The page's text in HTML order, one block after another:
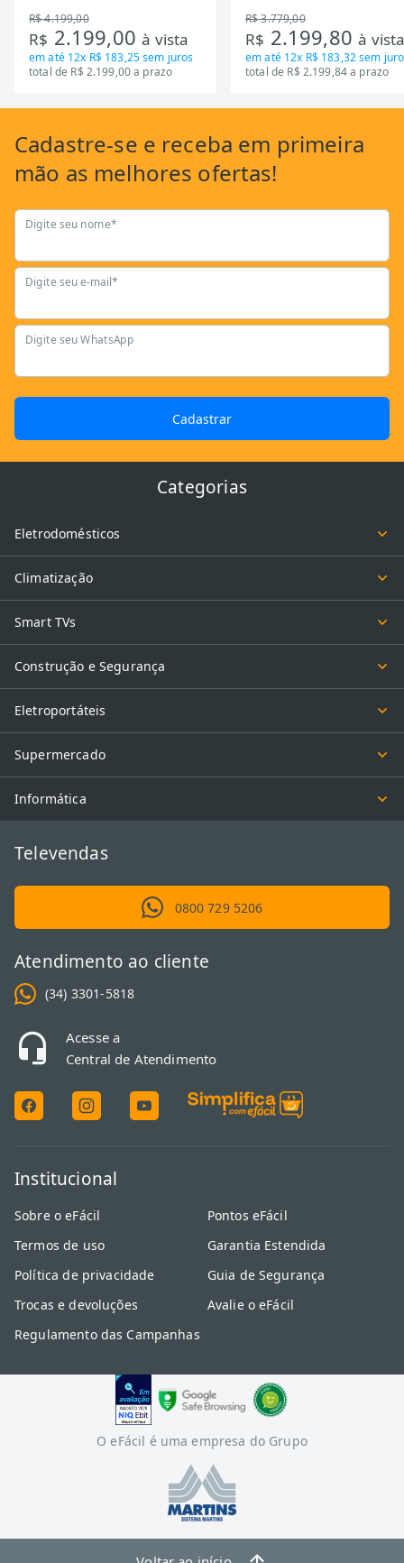
R$ 4.199,00
R$ 2.199,00à vista
em até 12x R$ 183,25sem juros
total de R$ 2.199,00 a prazo
R$ 3.779,00
R$ 2.199,80à
em até 12x R$ 183,32sem
total de R$ 2.199,84 a prazo
Cadastre-se e receba em primeira
mão as melhores ofertas!
Digite seu nome*
Digite seu e-mail*
Digite seu WhatsApp
Cadastrar
Categorias
Eletrodomésticos
Climatização
Smart TVs
Construção e Segurança
Eletroportáteis
Supermercado
Informática
Televendas
0800 729 5206
Atendimento ao cliente
(34) 3301-5818
Acesse a
Central de Atendimento
Institucional
Sobre o eFácil
Termos de uso
Política de privacidade
Trocas e devoluções
Regulamento das Campanhas
Pontos eFácil
Garantia Estendida
Guia de Segurança
Avalie o eFácil
O eFácil é uma empresa do Grupo